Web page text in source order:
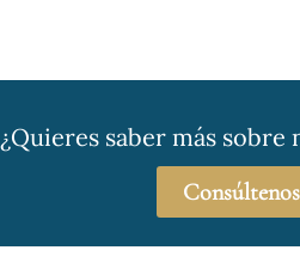
¿Quieres saber más
Consúltenos